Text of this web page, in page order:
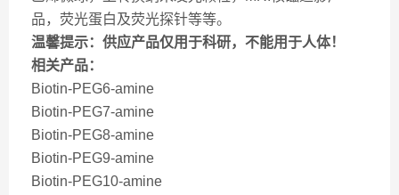
品，荧光蛋白及荧光探针等等。
温馨提示：供应产品仅用于科研，不能用于人体！
相关产品：
Biotin-PEG6-amine
Biotin-PEG7-amine
Biotin-PEG8-amine
Biotin-PEG9-amine
Biotin-PEG10-amine